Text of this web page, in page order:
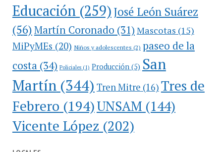
Educación(259)José León Suárez
(56)Martín Coronado (31) Mascotas (15)
MiPyMEs (20) Niños y adolescentes (2) paseo de la
costa(34) Policiales(1) Producción(5) San
Martín(344) Tren Mitre (16) Tres de
Febrero (194)UNSAM (144)
Vicente López (202)